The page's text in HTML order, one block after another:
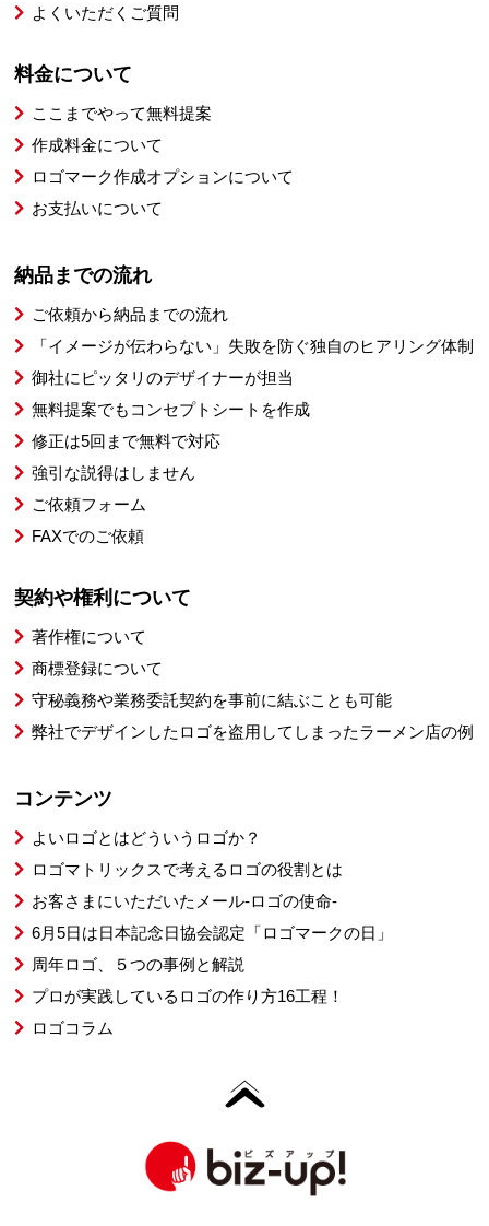
よくいただくご質問
料金について
ここまでやって無料提案
作成料金について
ロゴマーク作成オプションについて
お支払いについて
納品までの流れ
ご依頼から納品までの流れ
「イメージが伝わらない」失敗を防ぐ独自のヒアリング体制
御社にピッタリのデザイナーが担当
無料提案でもコンセプトシートを作成
修正は5回まで無料で対応
強引な説得はしません
ご依頼フォーム
FAXでのご依頼
契約や権利について
著作権について
商標登録について
守秘義務や業務委託契約を事前に結ぶことも可能
弊社でデザインしたロゴを盗用してしまったラーメン店の例
コンテンツ
よいロゴとはどういうロゴか？
ロゴマトリックスで考えるロゴの役割とは
お客さまにいただいたメール-ロゴの使命-
6月5日は日本記念日協会認定「ロゴマークの日」
周年ロゴ、５つの事例と解説
プロが実践しているロゴの作り方16工程！
ロゴコラム